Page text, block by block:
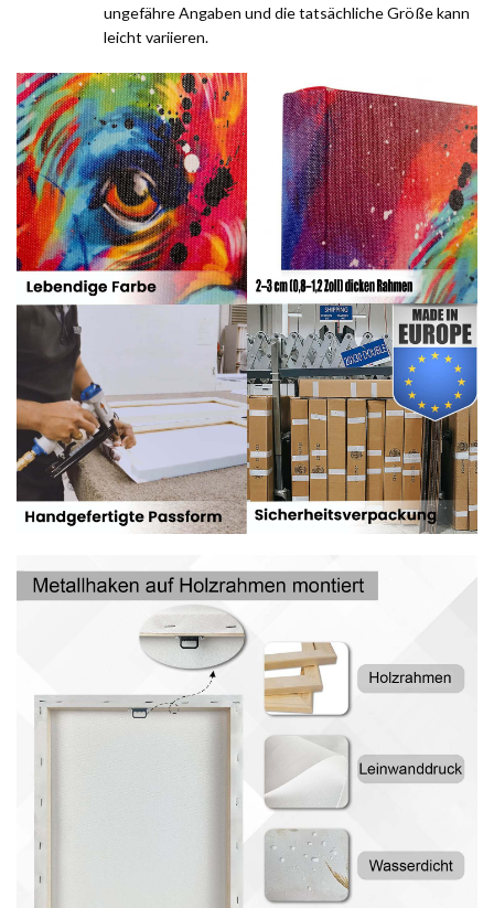
ungefähre Angaben und die tatsächliche Größe kann
leicht variieren.